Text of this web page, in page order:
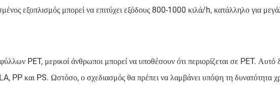
εξοπλισμός μπορεί να επιτύχει εξόδους 800-1000 κιλά/h, κατάλληλο για
PET, μερικοί άνθρωποι μπορεί να υποθέσουν ότι περιορίζεται σε PET. Αυτό
PP και PS. Ωστόσο, ο σχεδιασμός θα πρέπει να λαμβάνει υπόψη τη δυνατότητα